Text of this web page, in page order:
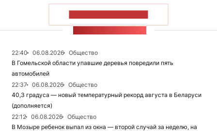
22:40 06.08.2026
Общество
В Гомельской области упавшие деревья повредили пять
автомобилей
22:37
06.08.2026
Общество
40,3 градуса — новый температурный рекорд августа в Беларуси
(дополняется)
22:12
06.08.2026
Общество
В Мозыре ребенок выпал из окна — второй случай за неделю, на